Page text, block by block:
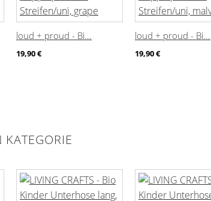
loud + proud - Bi...
19,90 €
loud + proud - Bi...
19,90 €